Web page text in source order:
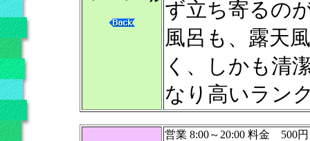
ず立ち寄るの
風呂も、露天
く、しかも清
なり高いラン
営業 8:00～20:00 料金 500円